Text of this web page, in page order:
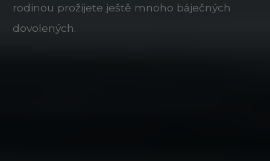
rodinou prožijete ještě mnoho báječných
dovolených.